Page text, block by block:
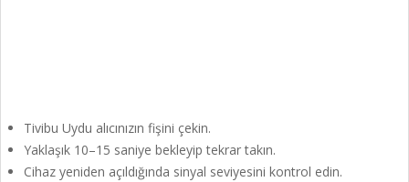
Tivibu Uydu alıcınızın fişini çekin.
Yaklaşık 10–15 saniye bekleyip tekrar takın.
Cihaz yeniden açıldığında sinyal seviyesini kontrol edin.